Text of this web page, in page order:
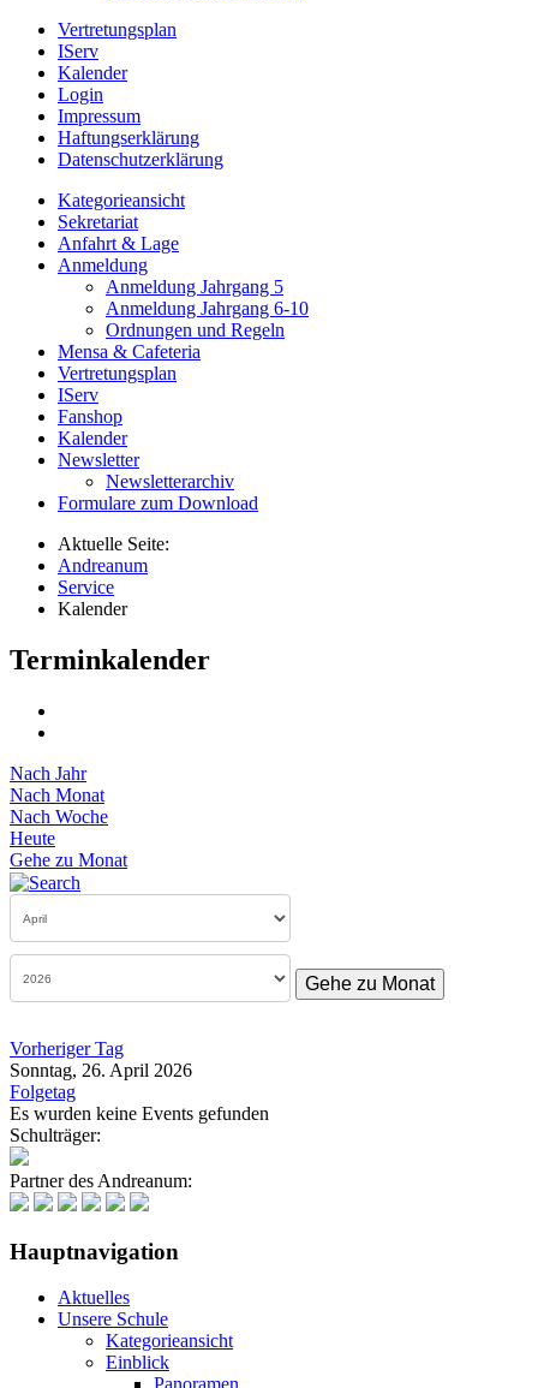
Vertretungsplan
IServ
Kalender
Login
Impressum
Haftungserklärung
Datenschutzerklärung
Kategorieansicht
Sekretariat
Anfahrt & Lage
Anmeldung
Anmeldung Jahrgang 5
Anmeldung Jahrgang 6-10
Ordnungen und Regeln
Mensa & Cafeteria
Vertretungsplan
IServ
Fanshop
Kalender
Newsletter
Newsletterarchiv
Formulare zum Download
Aktuelle Seite:
Andreanum
Service
Kalender
Terminkalender
Nach Jahr
Nach Monat
Nach Woche
Heute
Gehe zu Monat
Gehe zu Monat
Vorheriger Tag
Sonntag, 26. April 2026
Folgetag
Es wurden keine Events gefunden
Schulträger:
Partner des Andreanum:
Hauptnavigation
Aktuelles
Unsere Schule
Kategorieansicht
Einblick